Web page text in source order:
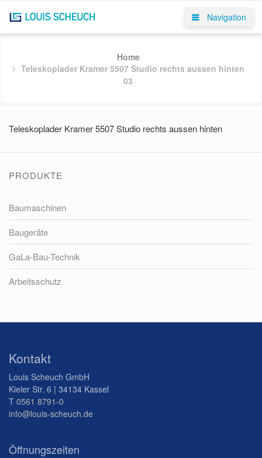
Navigation
Home
Teleskoplader Kramer 5507 Studio rechts aussen hinten
03
Teleskoplader Kramer 5507 Studio rechts aussen hinten
PRODUKTE
Baumaschinen
Baugeräte
GaLa-Bau-Technik
Arbeitsschutz
Kontakt
Louis Scheuch GmbH
Kieler Str. 6 | 34134 Kassel
T 0561 8791-0
info@louis-scheuch.de
Öffnungszeiten